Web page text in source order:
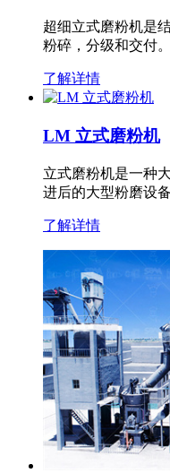
超细立式磨粉机是
粉碎，分级和交付
了解详情
LM 立式磨粉机
立式磨粉机是一种
进后的大型粉磨设
了解详情